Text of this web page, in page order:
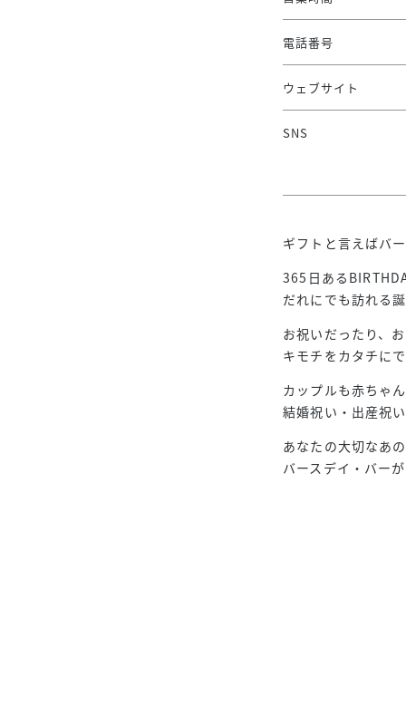
電話番号
ウェブサイト
SNS
ギフトと言えばバ
365日ある
だれにでも訪れる
お祝いだったり、
キモチをカタチに
カップルも赤ちゃ
結婚祝い・出産祝
あなたの大切なあ
バースデイ・バー